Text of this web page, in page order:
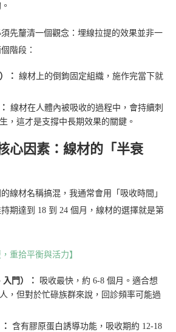
先釐清一個觀念：埋線拉提的效果並非一
階段：
： 線材上的倒鉤固定組織，施作完當下就
線材在人體內被吸收的過程中，會持續刺
，這才是支撐中長期效果的關鍵。
心因素：線材的「半衰
線材名稱搞混，我通常會用「吸收時間」
期達到 18 到 24 個月，線材的選擇就是第
重拾平衡與活力】
門）：
吸收最快，約 6-8 個月。適合想
，但對於忙碌族群來說，回診頻率可能過
含有膠原蛋白誘導功能，吸收期約 12-18